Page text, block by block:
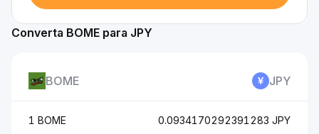
Converta BOME para JPY
BOME JPY
1 BOME 0.0934170292391283 JPY